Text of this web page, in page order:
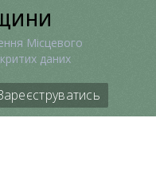
Місцевого
даних